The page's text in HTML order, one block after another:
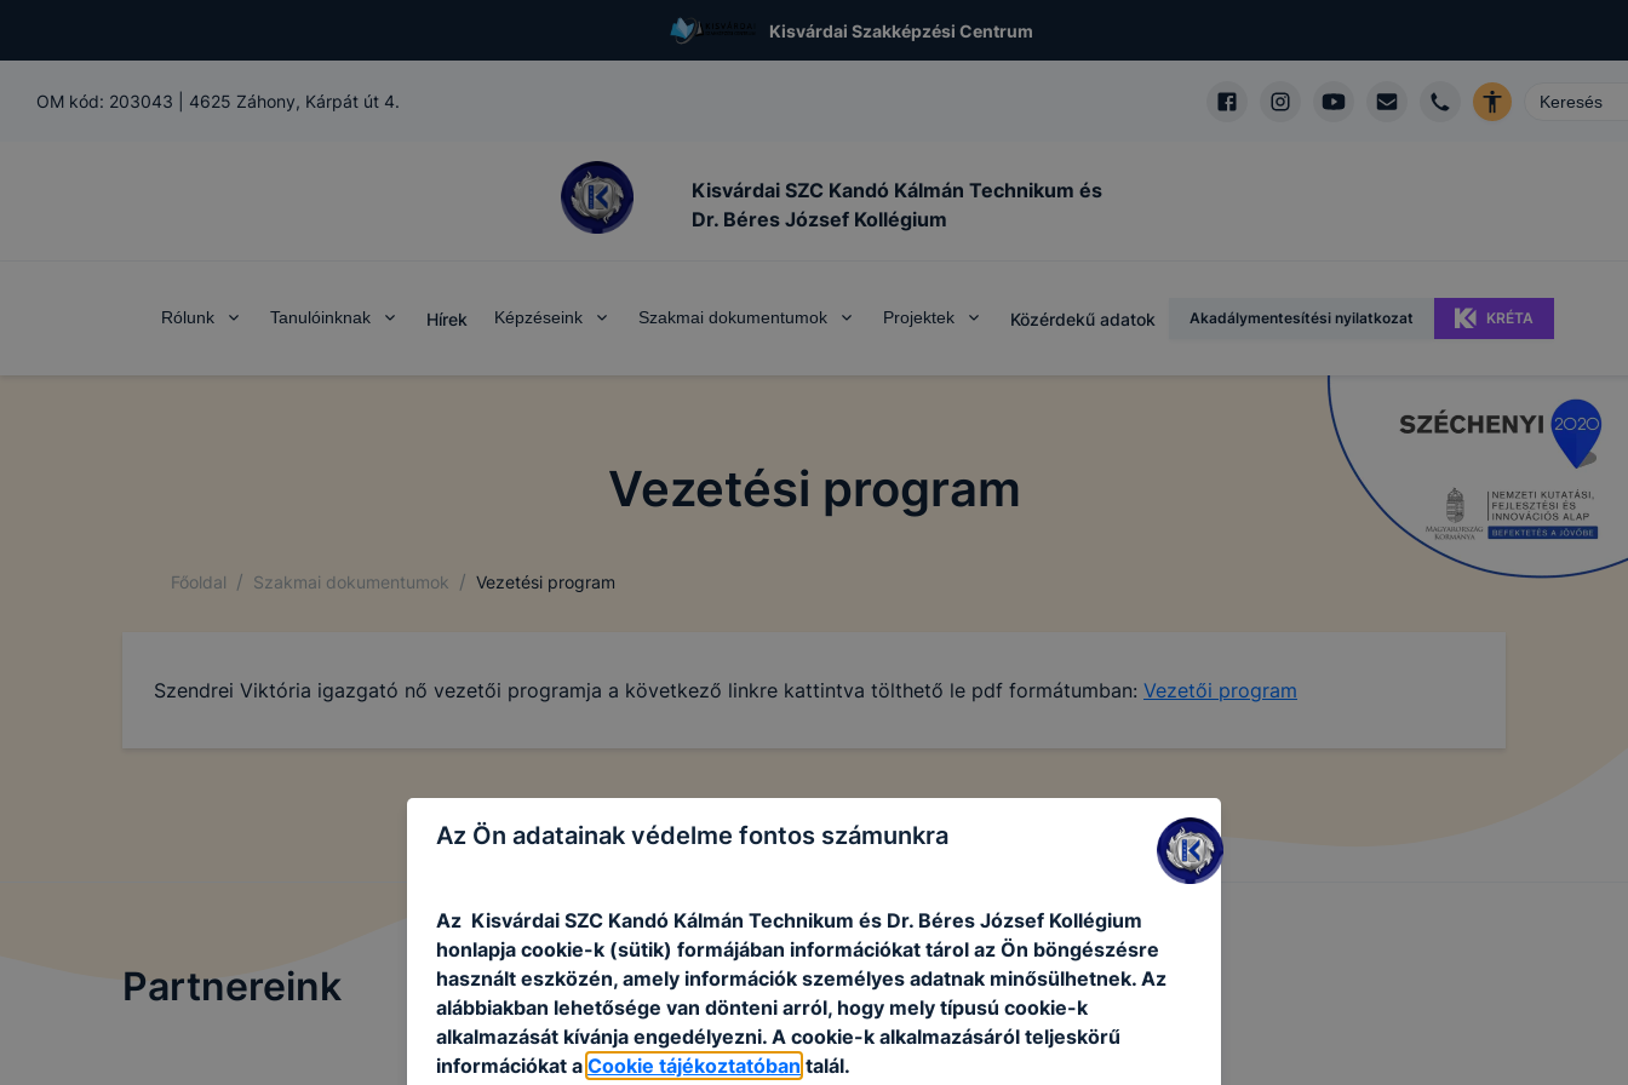
Kisvárdai Szakképzési Centrum
OM kód: 203043 4625 Záhony, Kárpát út 4.
Kisvárdai SZC Kandó Kálmán Technikum és
Dr. Béres József Kollégium
Rólunk Tanulóinknak Hírek Képzéseink Szakmai dokumentumok Projektek Közérdekű adatok Akadálymentesítési nyilatkozat KRÉTA
Vezetési program
Főoldal / Szakmai dokumentumok / Vezetési program
Szendrei Viktória igazgató nő vezetői programja a következő linkre kattintva tölthető le pdf formátumban: Vezetői program
Partnereink
Az Ön adatainak védelme fontos számunkra
Az Kisvárdai SZC Kandó Kálmán Technikum és Dr. Béres József Kollégium
honlapja cookie-k (sütik) formájában információkat tárol az Ön böngészésre
használt eszközén, amely információk személyes adatnak minősülhetnek. Az
alábbiakban lehetősége van dönteni arról, hogy mely típusú cookie-k
alkalmazását kívánja engedélyezni. A cookie-k alkalmazásáról teljeskörű
információkat a Cookie tájékoztatóban talál.